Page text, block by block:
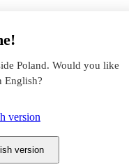
Poland. Would you like
English?
version
version
Park